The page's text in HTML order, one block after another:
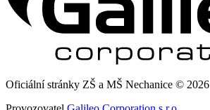
Oficiální stránky ZŠ a MŠ Nechanice © 2026